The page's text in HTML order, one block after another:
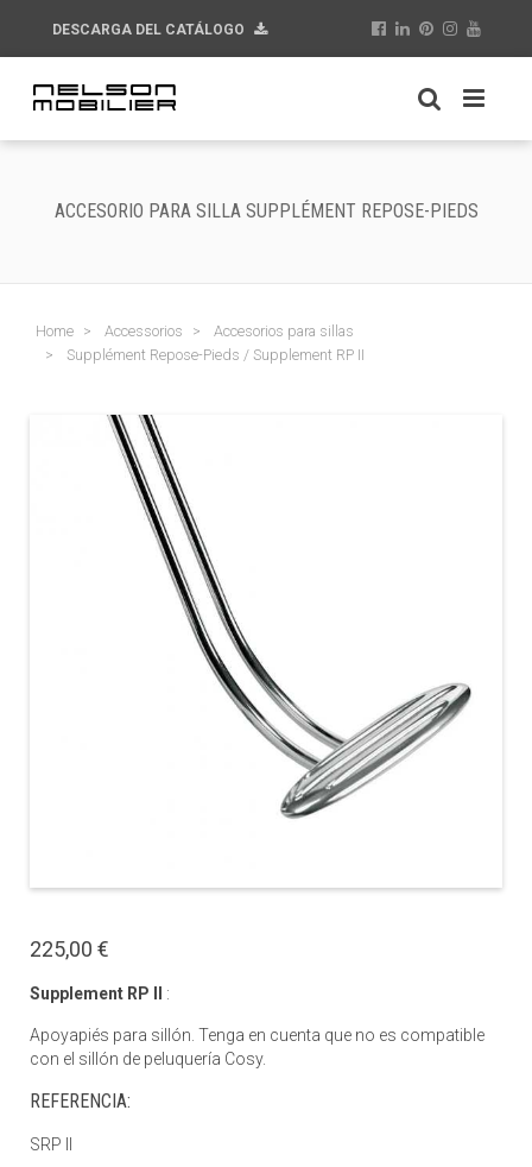
DESCARGA DEL CATÁLOGO
ACCESORIO PARA SILLA SUPPLÉMENT REPOSE-PIEDS
Home Accessorios
Accesorios para sillas
Supplément Repose-Pieds / Supplement RP II
225,00 €
Supplement RP II :
Apoyapiés para sillón. Tenga en cuenta que no es compatible
con el sillón de peluquería Cosy.
REFERENCIA:
SRP II